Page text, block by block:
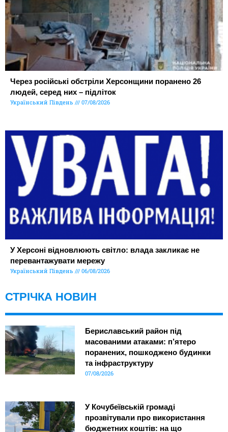
Через російські обстріли Херсонщини поранено 26
людей, серед них – підліток
Український Південь 07/08/2026
У Херсоні відновлюють світло: влада закликає не
перевантажувати мережу
Український Південь 06/08/2026
СТРІЧКА НОВИН
Бериславський район під
масованими атаками: п’ятеро
поранених, пошкоджено будинки
та інфраструктуру
07/08/2026
У Кочубеївській громаді
прозвітували про використання
бюджетних коштів: на що